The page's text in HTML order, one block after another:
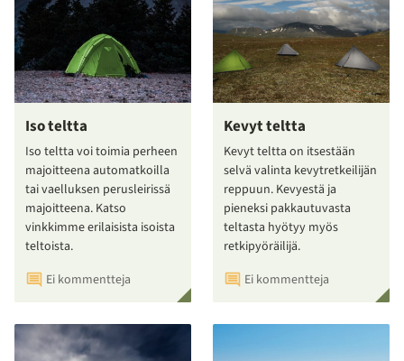
Iso teltta
Iso teltta voi toimia perheen
majoitteena automatkoilla
tai vaelluksen perusleirissä
majoitteena. Katso
vinkkimme erilaisista isoista
teltoista.
Ei kommentteja
Kevyt teltta
Kevyt teltta on itsestään
selvä valinta kevytretkeilijän
reppuun. Kevyestä ja
pieneksi pakkautuvasta
teltasta hyötyy myös
retkipyöräilijä.
Ei kommentteja